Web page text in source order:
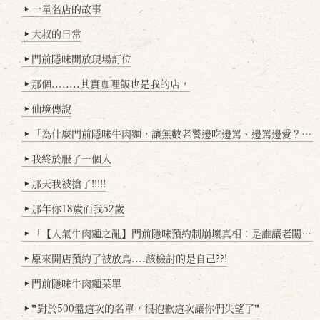
▶ 一星名店的故事
▶ 大叔的日常
▶ 門前隱味開放現場訂位
▶ 那個........其實咖哩飯也是我的店，
▶ 仙境傳說
▶ 「為什麼門前隱味牛肉麵，讓無數老饕邊吃邊罵、邊罵邊愛？小辣雞揭密！」
▶ 我終於服了一個人
▶ 那天我被搶了!!!!!
▶ 那年你18歲而我52歲
▶ 「【人氣牛肉麵之亂】門前隱味預約制崩壞真相：是誰讓老闆心灰意冷？」
▶ 原來開店預約了被放鳥....該檢討的是自己??!
▶ 門前隱味牛肉麵菜單
▶ ❞對於500盤這次的名單，很抱歉這次讓你們失望了❞